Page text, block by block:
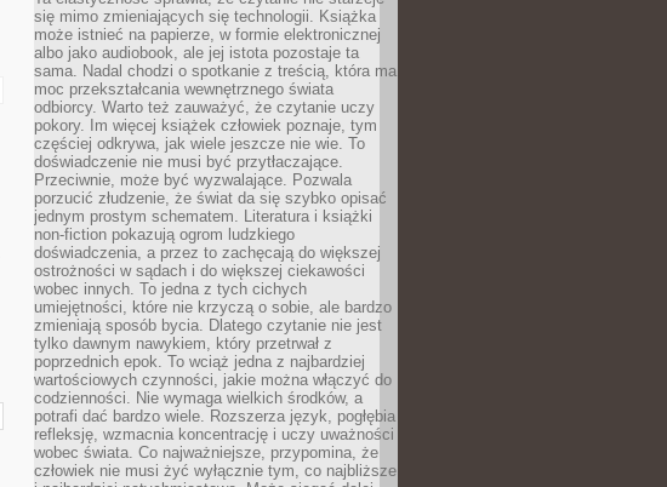
się mimo zmieniających się technologii. Książka
może istnieć na papierze, w formie elektronicznej
albo jako audiobook, ale jej istota pozostaje ta
sama. Nadal chodzi o spotkanie z treścią, która ma
moc przekształcania wewnętrznego świata
odbiorcy. Warto też zauważyć, że czytanie uczy
pokory. Im więcej książek człowiek poznaje, tym
częściej odkrywa, jak wiele jeszcze nie wie. To
doświadczenie nie musi być przytłaczające.
Przeciwnie, może być wyzwalające. Pozwala
porzucić złudzenie, że świat da się szybko opisać
jednym prostym schematem. Literatura i książki
non-fiction pokazują ogrom ludzkiego
doświadczenia, a przez to zachęcają do większej
ostrożności w sądach i do większej ciekawości
wobec innych. To jedna z tych cichych
umiejętności, które nie krzyczą o sobie, ale bardzo
zmieniają sposób bycia. Dlatego czytanie nie jest
tylko dawnym nawykiem, który przetrwał z
poprzednich epok. To wciąż jedna z najbardziej
wartościowych czynności, jakie można włączyć do
codzienności. Nie wymaga wielkich środków, a
potrafi dać bardzo wiele. Rozszerza język, pogłębia
refleksję, wzmacnia koncentrację i uczy uważności
wobec świata. Co najważniejsze, przypomina, że
człowiek nie musi żyć wyłącznie tym, co najbliższe